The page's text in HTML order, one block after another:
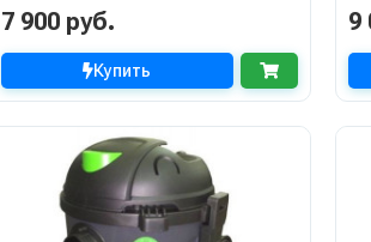
7 900 руб.
Купить
9